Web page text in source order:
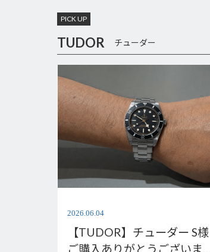
PICK UP
TUDOR チューダー
2026.06.04
【TUDOR】チューダー S様
ご購入ありがとうございま